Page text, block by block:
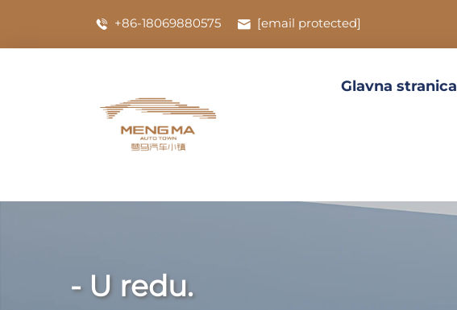
+86-18069880575 [email protected]
Glavna stranica
- U redu.